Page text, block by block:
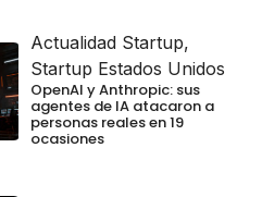
Actualidad Startup,
Startup Estados Unidos
OpenAI y Anthropic: sus
agentes de IA atacaron a
personas reales en 19
ocasiones